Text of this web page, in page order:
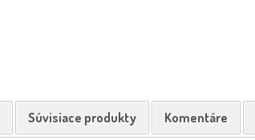
Súvisiace produkty Komentáre